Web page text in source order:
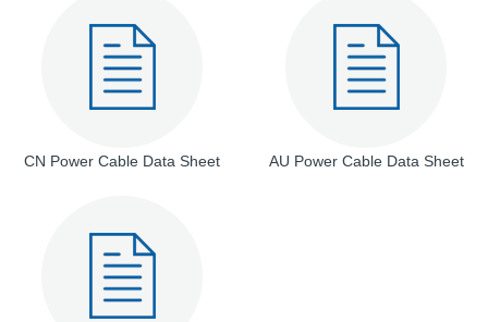
CN Power Cable Data Sheet AU Power Cable Data Sheet